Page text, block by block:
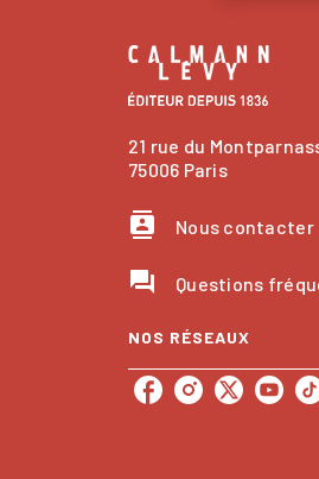
21 rue du
75006 Paris
contacts Nous contacter
question_answer Questions
NOS RÉSEAUX